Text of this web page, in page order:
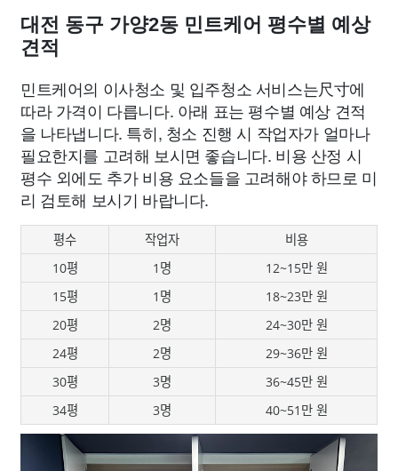
대전 동구 가양2동 민트케어 평수별 예상
견적
민트케어의 이사청소 및 입주청소 서비스는尺寸에
따라 가격이 다릅니다. 아래 표는 평수별 예상 견적
을 나타냅니다. 특히, 청소 진행 시 작업자가 얼마나
필요한지를 고려해 보시면 좋습니다. 비용 산정 시
평수 외에도 추가 비용 요소들을 고려해야 하므로 미
리 검토해 보시기 바랍니다.
평수 작업자
비용
10평
1명
12~15만 원
15평
1명
18~23만 원
20평
2명
24~30만 원
24평
2명
29~36만 원
30평
3명
36~45만 원
34평
3명 40~51만 원